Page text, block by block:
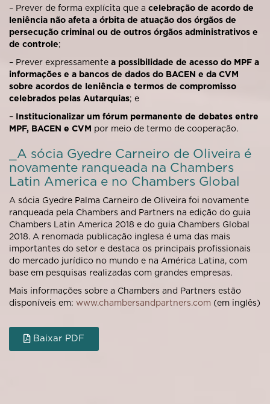
– Prever de forma explícita que a celebração de acordo de
leniência não afeta a órbita de atuação dos órgãos de
persecução criminal ou de outros órgãos administrativos e
de controle;
– Prever expressamente a possibilidade de acesso do MPF a
informações e a bancos de dados do BACEN e da CVM
sobre acordos de leniência e termos de compromisso
celebrados pelas Autarquias; e
– Institucionalizar um fórum permanente de debates entre
MPF, BACEN e CVM por meio de termo de cooperação.
_A sócia Gyedre Carneiro de Oliveira é
novamente ranqueada na Chambers
Latin America e no Chambers Global
A sócia Gyedre Palma Carneiro de Oliveira foi novamente
ranqueada pela Chambers and Partners na edição do guia
Chambers Latin America 2018 e do guia Chambers Global
2018. A renomada publicação inglesa é uma das mais
importantes do setor e destaca os principais profissionais
do mercado jurídico no mundo e na América Latina, com
base em pesquisas realizadas com grandes empresas.
Mais informações sobre a Chambers and Partners estão
disponíveis em: www.chambersandpartners.com (em inglês)
Baixar PDF